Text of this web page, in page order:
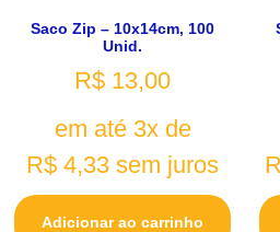
Saco Zip – 10x14cm, 100
Unid.
R$ 13,00
em até 3x de
R$ 4,33 sem juros
Adicionar ao carrinho